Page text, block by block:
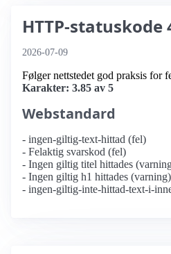
HTTP-statuskode
2026-07-09
Følger nettstedet god praksis for
Karakter: 3.85 av 5
Webstandard
- ingen-giltig-text-hittad (fel)
- Felaktig svarskod (fel)
- Ingen giltig titel hittades
- Ingen giltig h1 hittades (varning)
- ingen-giltig-inte-hittad-text-i-